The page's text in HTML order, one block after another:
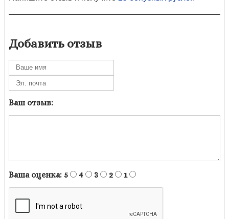
Добавить отзыв
Ваш отзыв:
Ваша оценка: 5 4 3 2 1